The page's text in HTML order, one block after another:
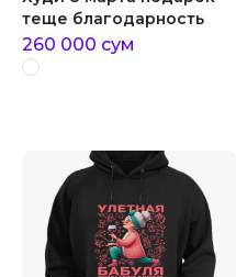
теще благодарность
260 000 сум